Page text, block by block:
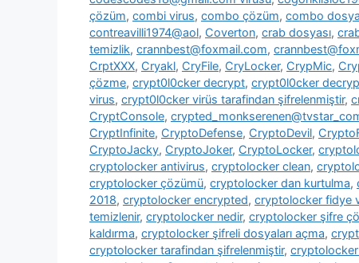
çözüm, combi virus, combo çözüm, combo
contreavilli1974@aol, Coverton, crab dosyası,
temizlik, crannbest@foxmail.com,
CrptXXX, Cryakl, CryFile, CryLocker, CrypMic,
çözme, crypt0l0cker decrypt, crypt0l0cker
virus, crypt0l0cker virüs tarafindan şifrelenmiştir,
CryptConsole,
CryptInfinite, CryptoDefense, CryptoDevil,
CryptoJacky, CryptoJoker, CryptoLocker,
cryptolocker antivirus, cryptolocker clean,
cryptolocker çözümü, cryptolocker dan kurtulma,
2018, cryptolocker encrypted, cryptolocker fidye
temizlenir, cryptolocker nedir, cryptolocker şifre
kaldırma, cryptolocker şifreli dosyaları açma,
cryptolocker tarafindan şifrelenmiştir,